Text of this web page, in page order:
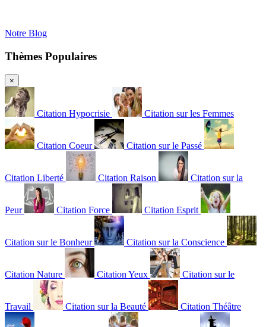
Notre Blog
Thèmes Populaires
×
Citation Hypocrisie Citation sur les Femmes
Citation Coeur Citation sur le Passé
Citation Liberté Citation Raison Citation sur la
Peur Citation Force Citation Esprit
Citation sur le Bonheur Citation sur la Conscience
Citation Nature Citation Yeux Citation sur le
Travail Citation sur la Beauté Citation Théâtre